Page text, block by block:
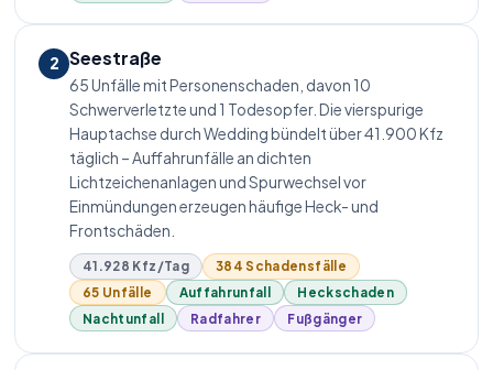
2 Seestraße
65 Unfälle mit Personenschaden, davon 10
Schwerverletzte und 1 Todesopfer. Die vierspurige
Hauptachse durch Wedding bündelt über 41.900 Kfz
täglich – Auffahrunfälle an dichten
Lichtzeichenanlagen und Spurwechsel vor
Einmündungen erzeugen häufige Heck- und
Frontschäden.
41.928 Kfz/Tag
384 Schadensfälle
65 Unfälle
Auffahrunfall
Heckschaden
Nachtunfall
Radfahrer Fußgänger